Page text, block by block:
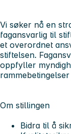
Vi søker nå en
fagansvarlig til
et overordnet
stiftelsen.
oppfyller
Om stillingen
Bidra til å